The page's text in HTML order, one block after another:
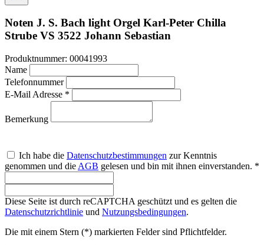
Noten J. S. Bach light Orgel Karl-Peter Chilla
Strube VS 3522 Johann Sebastian
Produktnummer: 00041993
Name
Telefonnummer
E-Mail Adresse *
Bemerkung
Ich habe die Datenschutzbestimmungen zur Kenntnis
genommen und die AGB gelesen und bin mit ihnen einverstanden. *
Diese Seite ist durch reCAPTCHA geschützt und es gelten die
Datenschutzrichtlinie und Nutzungsbedingungen.
Die mit einem Stern (*) markierten Felder sind Pflichtfelder.